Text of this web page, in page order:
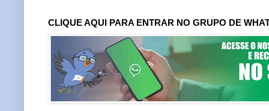
CLIQUE AQUI PARA ENTRAR NO GRUPO DE